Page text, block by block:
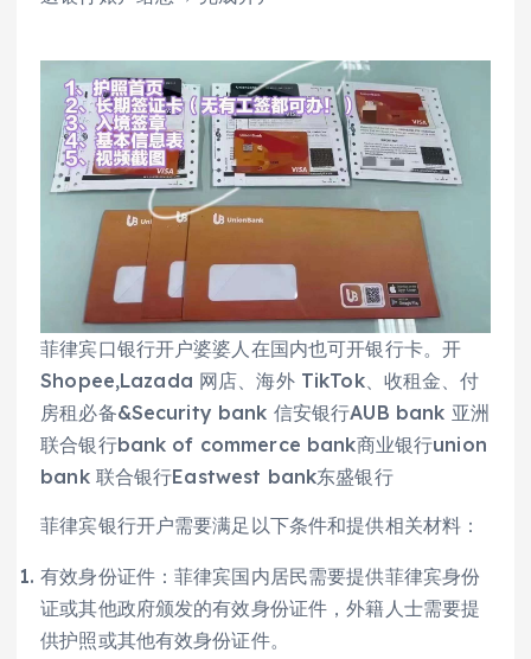
菲律宾口银行开户婆婆人在国内也可开银行卡。开
Shopee,Lazada 网店、海外 TikTok、收租金、付
房租必备&Security bank 信安银行AUB bank 亚洲
联合银行bank of commerce bank商业银行union
bank 联合银行Eastwest bank东盛银行
菲律宾银行开户需要满足以下条件和提供相关材料：
有效身份证件：菲律宾国内居民需要提供菲律宾身份
证或其他政府颁发的有效身份证件，外籍人士需要提
供护照或其他有效身份证件。